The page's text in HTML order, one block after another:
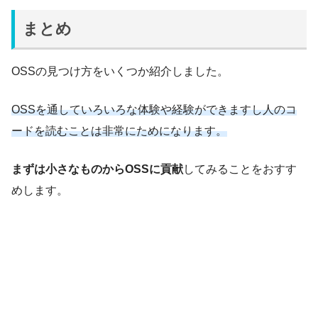
まとめ
OSSの見つけ方をいくつか紹介しました。
OSSを通していろいろな体験や経験ができますし人のコ
ードを読むことは非常にためになります。
まずは小さなものからOSSに貢献してみることをおすす
めします。